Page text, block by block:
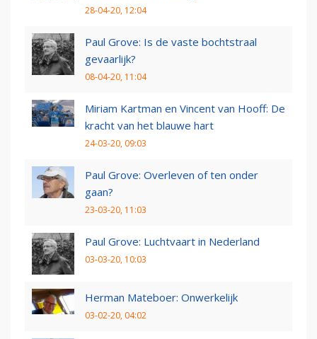
28-04-20, 12:04
Paul Grove: Is de vaste bochtstraal
gevaarlijk?
08-04-20, 11:04
Miriam Kartman en Vincent van Hooff: De
kracht van het blauwe hart
24-03-20, 09:03
Paul Grove: Overleven of ten onder
gaan?
23-03-20, 11:03
Paul Grove: Luchtvaart in Nederland
03-03-20, 10:03
Herman Mateboer: Onwerkelijk
03-02-20, 04:02